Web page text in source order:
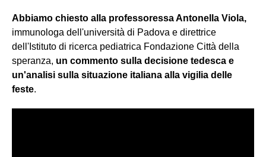
Abbiamo chiesto alla professoressa Antonella Viola,
immunologa dell'università di Padova e direttrice
dell'Istituto di ricerca pediatrica Fondazione Città della
speranza, un commento sulla decisione tedesca e
un'analisi sulla situazione italiana alla vigilia delle
feste.